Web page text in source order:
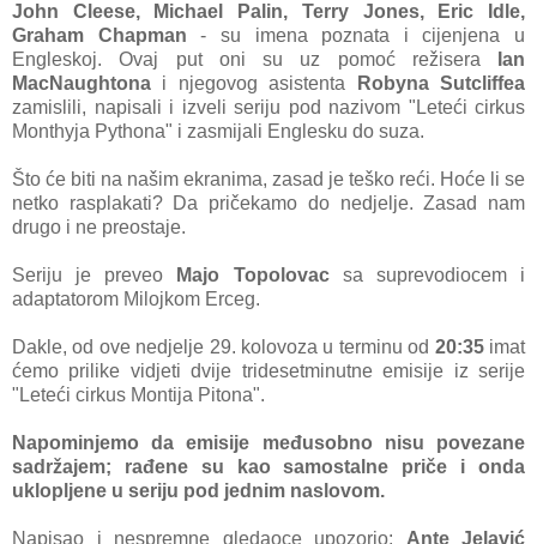
John Cleese, Michael Palin, Terry Jones, Eric Idle,
Graham Chapman- su imena poznata i cijenjena u
Engleskoj. Ovaj put oni su uz pomoć režisera
Ian
MacNaughtona i njegovog asistenta
Robyna Sutcliffea
zamislili, napisali i izveli seriju pod nazivom "Leteći cirkus
Monthyja Pythona" i zasmijali Englesku do suza.
Što će biti na našim ekranima, zasad je teško reći. Hoće li se
netko rasplakati? Da pričekamo do nedjelje. Zasad nam
drugo i ne preostaje.
Seriju je preveo Majo Topolovacsa suprevodiocem i
adaptatorom Milojkom Erceg.
Dakle, od ove nedjelje 29. kolovoza u terminu od 20:35imat
ćemo prilike vidjeti dvije tridesetminutne emisije iz serije
"Leteći cirkus Montija Pitona".
Napominjemo da emisije međusobno nisu povezane
sadržajem; rađene su kao samostalne priče i onda
uklopljene u seriju pod jednim naslovom.
Napisao i nespremne gledaoce upozorio: Ante Jelavić